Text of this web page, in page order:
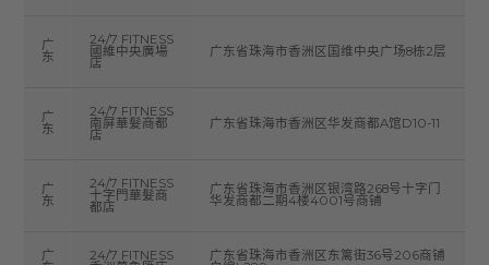
广
东
24/7 FITNESS
國維中央廣場
店
广东省珠海市香洲区国维中央广场8栋2层
广
东
24/7 FITNESS
南屏華髮商都
店
广东省珠海市香洲区华发商都A馆D10-11
广
东
24/7 FITNESS
十字門華髮商
都店
广东省珠海市香洲区银湾路268号十字门
华发商都二期4楼4001号商铺
广 24/7 FITNESS 广东省珠海市香洲区东篱街36号206商铺